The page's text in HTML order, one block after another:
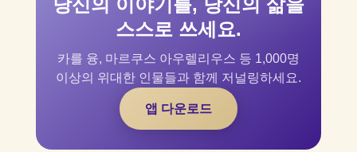
당신의 이야기를, 당신의 삶을
스스로 쓰세요.
카를 융, 마르쿠스 아우렐리우스 등 1,000명
이상의 위대한 인물들과 함께 저널링하세요.
앱 다운로드